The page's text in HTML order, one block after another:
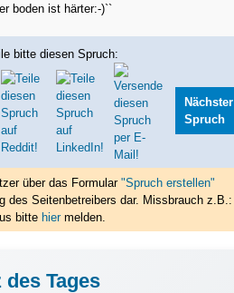
boden ist härter:-)``
bitte diesen Spruch:
Nächster
Spruch
über das Formular "Spruch erstellen"
des Seitenbetreibers dar. Missbrauch z.B.:
bitte hiermelden.
des Tages